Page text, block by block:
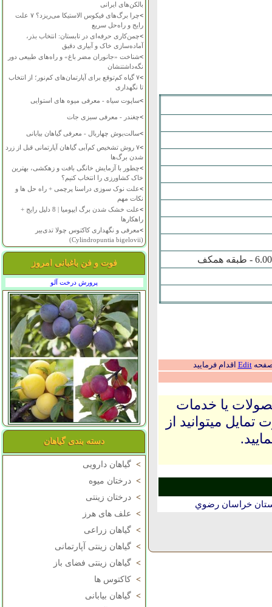
بالکن‌های ایرانی
>
چرا برگ‌های فیکوس الاستیکا می‌ریزد؟ ۷ علت
رایج و راه‌حل سریع
>چمن‌کاری حرفه‌ای در تابستان: انتخاب بذر،
آماده‌سازی خاک و آبیاری دقیق
>شناخت «جانوران مضر باغ» و راه‌های طبیعی دور
نگه‌داشتنشان
>
۷ گیاه کم‌توقع برای آپارتمان‌های کم‌نور؛ از انتخاب
تا نگهداری
>ساپوت سیاه - معرفی میوه های استوایی
>چغندر - معرفی سبزی جات
>سالت‌بوش چهاربال - معرفی گیاهان بیابانی
>
۷ روش تشخیص کم‌آبی گیاهان آپارتمانی قبل از زرد
شدن برگ‌ها
>چطور با آزمایش خانگی بافت و زهکشی، بهترین
خاک کشاورزی را انتخاب کنیم؟
>علت نوک سوزی دراسنا پرچمی + راه حل ها و
نکات مهم
>
علت خشک شدن برگ ایپومیا | 8 دلیل رایج +
راهکارها
>معرفی و نگهداری کاکتوس چولا تدی‌بیر
(Cylindropuntia bigelovii)
فوت و فن باغبانی امروز
پرورش درخت آلو
دسته بندی گیاهان
> گیاهان دارویی
> درختان میوه
> درختان زینتی
> علف های هرز
> گیاهان زراعی
> گیاهان زینتی آپارتمانی
> گیاهان زینتی فضای باز
> کاکتوس ها
> گیاهان بیابانی
صفحهEdit اقدام فرمایید
یا خدمات
میتوانید از
خراسان رضوي